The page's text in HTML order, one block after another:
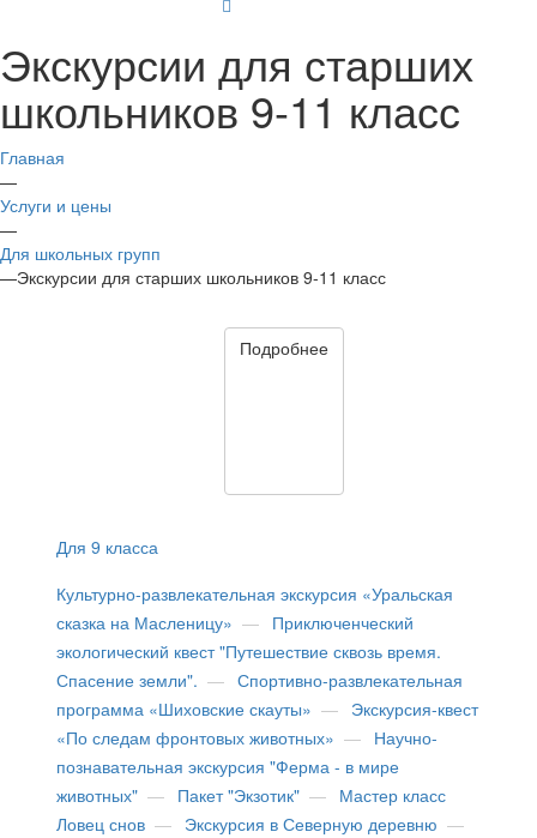
Экскурсии для старших
школьников 9-11 класс
Главная
—
Услуги и цены
—
Для школьных групп
—Экскурсии для старших школьников 9-11 класс
Подробнее
Для 9 класса
Культурно-развлекательная экскурсия «Уральская
сказка на Масленицу» — Приключенческий
экологический квест "Путешествие сквозь время.
Спасение земли". — Спортивно-развлекательная
программа «Шиховские скауты» — Экскурсия-квест
«По следам фронтовых животных» — Научно-
познавательная экскурсия "Ферма - в мире
животных" — Пакет "Экзотик" — Мастер класс
Ловец снов — Экскурсия в Северную деревню —